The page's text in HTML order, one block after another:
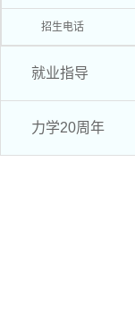
招生电话
就业指导
力学20周年